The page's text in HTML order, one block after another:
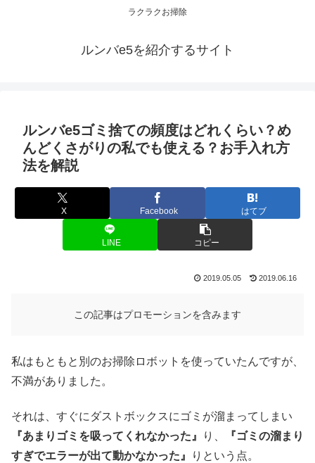
ラクラクお掃除
ルンバe5を紹介するサイト
ルンバe5ゴミ捨ての頻度はどれくらい？め
んどくさがりの私でも使える？お手入れ方
法を解説
X Facebook はてブ
LINE コピー
2019.05.05 2019.06.16
この記事はプロモーションを含みます
私はもともと別のお掃除ロボットを使っていたんですが、
不満がありました。
それは、すぐにダストボックスにゴミが溜まってしまい
『あまりゴミを吸ってくれなかった』
り、
『ゴミの溜まり
すぎでエラーが出て動かなかった』
りという点。